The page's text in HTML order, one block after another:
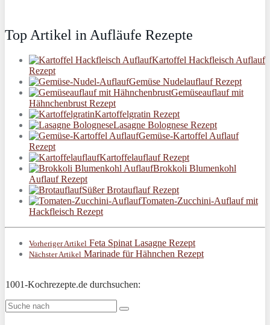
Top Artikel in Aufläufe Rezepte
Kartoffel Hackfleisch Auflauf
Rezept
Gemüse Nudelauflauf Rezept
Gemüseauflauf mit
Hähnchenbrust Rezept
Kartoffelgratin Rezept
Lasagne Bolognese Rezept
Gemüse-Kartoffel Auflauf
Rezept
Kartoffelauflauf Rezept
Brokkoli Blumenkohl
Auflauf Rezept
Süßer Brotauflauf Rezept
Tomaten-Zucchini-Auflauf mit
Hackfleisch Rezept
Vorheriger Artikel Feta Spinat Lasagne Rezept
Nächster Artikel Marinade für Hähnchen Rezept
1001-Kochrezepte.de durchsuchen: